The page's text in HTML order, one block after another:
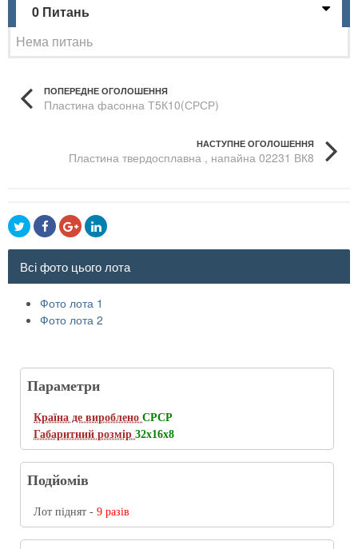
0 Питань
Нема питань
ПОПЕРЕДНЕ ОГОЛОШЕННЯ
Пластина фасонна Т5К10(СРСР)
НАСТУПНЕ ОГОЛОШЕННЯ
Пластина твердосплавна , напайна 02231 ВК8
Всі фото цього лота
Фото лота 1
Фото лота 2
Параметри
Країна де вироблено СРСР
Габаритний розмір 32х16х8
Подйомів
Лот піднят - 9 разів